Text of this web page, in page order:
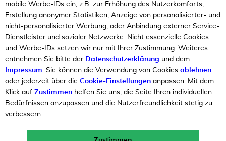
mobile Werbe-IDs ein, z.B. zur Erhöhung des Nutzerkomforts,
Erstellung anonymer Statistiken, Anzeige von personalisierter- und
nicht-personalisierter Werbung, oder Anbindung externer Service-
Dienstleister und sozialer Netzwerke. Nicht essenzielle Cookies
und Werbe-IDs setzen wir nur mit Ihrer Zustimmung. Weiteres
entnehmen Sie bitte der Datenschutzerklärung und dem
Impressum. Sie können die Verwendung von Cookies ablehnen
oder jederzeit über die Cookie-Einstellungen anpassen. Mit dem
Klick auf Zustimmen helfen Sie uns, die Seite Ihren individuellen
Bedürfnissen anzupassen und die Nutzerfreundlichkeit stetig zu
verbessern.